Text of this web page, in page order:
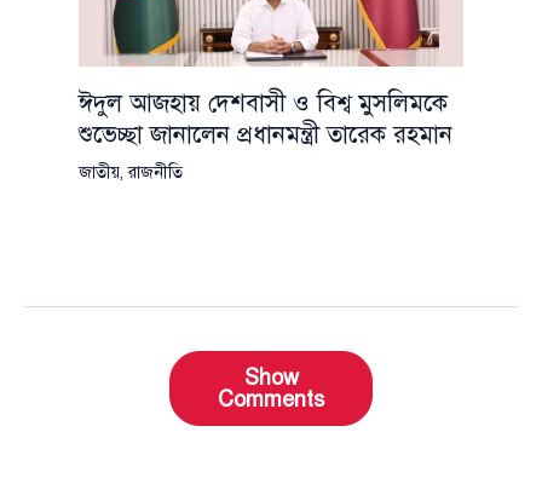
ঈদুল আজহায় দেশবাসী ও বিশ্ব মুসলিমকে
শুভেচ্ছা জানালেন প্রধানমন্ত্রী তারেক রহমান
জাতীয়,রাজনীতি
Show
Comments